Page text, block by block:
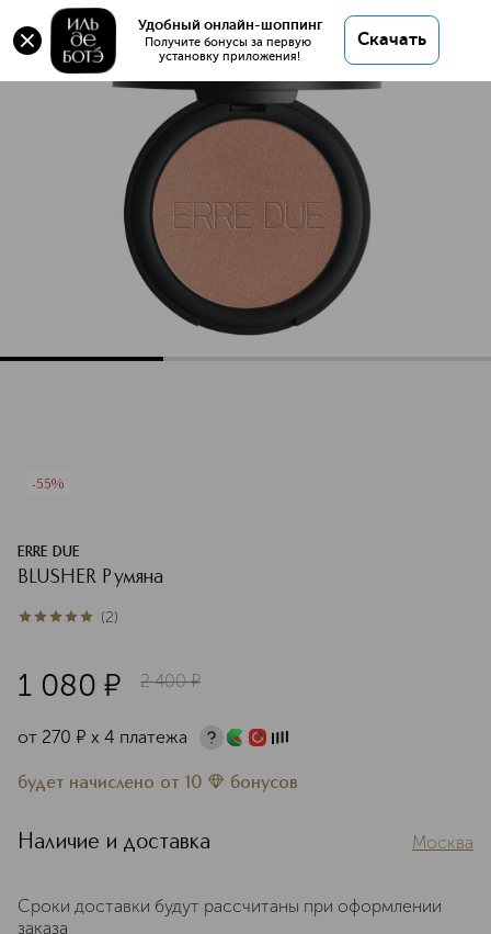
Удобный онлайн-шоппинг
Получите бонусы за первую
установку приложения!
Скачать
Оригинал 💯 BLUSHER Румяна купить в интернет
магазине ИЛЬ ДЕ БОТЭ с доставкой.
BLUSHER Румяна
Описание
Характеристики
-55%
ERRE DUE
BLUSHER Румяна
5из 52 (2)
1 080 ¤ 2 400 ¤
от 270 ¤ х 4 платежа
будет начислено от 10 бонусов
Наличие и доставка Москва
Сроки доставки будут рассчитаны при оформлении
заказа